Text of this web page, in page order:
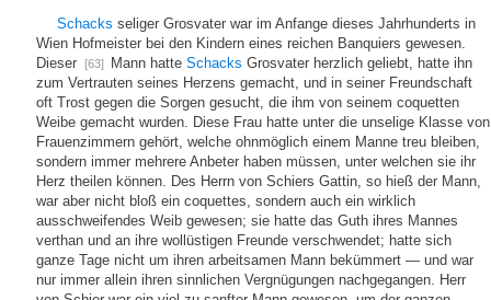
Schacks seliger Grosvater war im Anfange dieses Jahrhunderts in
Wien Hofmeister bei den Kindern eines reichen Banquiers gewesen.
Dieser
[63] Mann hatte Schacks Grosvater herzlich geliebt, hatte ihn
zum Vertrauten seines Herzens gemacht, und in seiner Freundschaft
oft Trost gegen die Sorgen gesucht, die ihm von seinem coquetten
Weibe gemacht wurden. Diese Frau hatte unter die unselige Klasse von
Frauenzimmern gehört, welche ohnmöglich einem Manne treu bleiben,
sondern immer mehrere Anbeter haben müssen, unter welchen sie ihr
Herz theilen können. Des Herrn von Schiers Gattin, so hieß der Mann,
war aber nicht bloß ein coquettes, sondern auch ein wirklich
ausschweifendes Weib gewesen; sie hatte das Guth ihres Mannes
verthan und an ihre wollüstigen Freunde verschwendet; hatte sich
ganze Tage nicht um ihren arbeitsamen Mann bekümmert — und war
nur immer allein ihren sinnlichen Vergnügungen nachgegangen. Herr